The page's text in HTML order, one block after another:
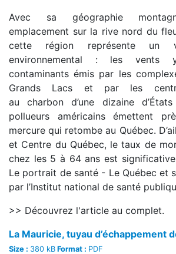
Avec sa géographie
emplacement sur la rive nord du
cette région représente un
environnemental : les vents
contaminants émis par les
Grands Lacs et par les
au charbon d’une dizaine
pollueurs américains émettent
mercure qui retombe au Québec.
et Centre du Québec, le taux de
chez les 5 à 64 ans est
Le portrait de santé - Le Québec et
par l’Institut national de santé
>> Découvrez l'article au complet.
La Mauricie, tuyau d’échappement
Size : 380 kB Format : PDF